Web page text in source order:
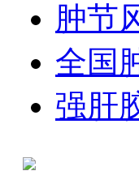
肿节
全国
强肝